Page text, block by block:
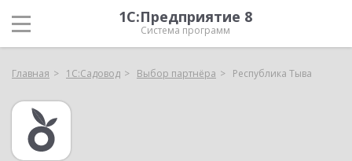
1С:Предприятие 8
Система программ
Главная 1С:Садовод Выбор партнёра Республика Тыва